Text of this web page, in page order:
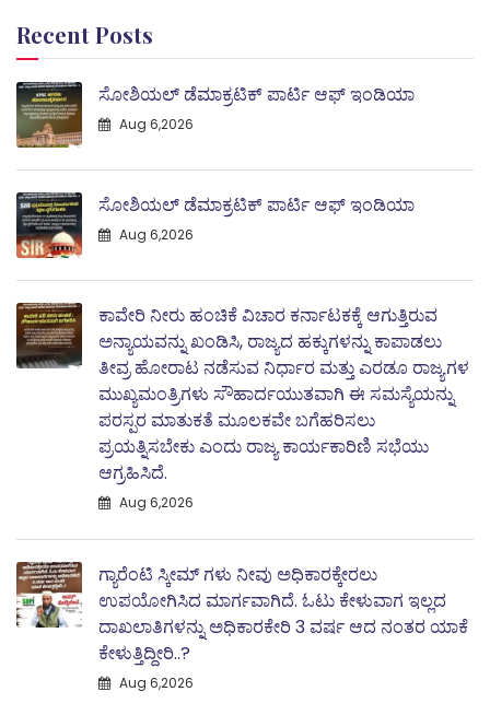
Recent Posts
ಸೋಶಿಯಲ್ ಡೆಮಾಕ್ರಟಿಕ್ ಪಾರ್ಟಿ ಆಫ್ ಇಂಡಿಯಾ
Aug 6,2026
ಸೋಶಿಯಲ್ ಡೆಮಾಕ್ರಟಿಕ್ ಪಾರ್ಟಿ ಆಫ್ ಇಂಡಿಯಾ
Aug 6,2026
ಕಾವೇರಿ ನೀರು ಹಂಚಿಕೆ ವಿಚಾರ ಕರ್ನಾಟಕಕ್ಕೆ ಆಗುತ್ತಿರುವ
ಅನ್ಯಾಯವನ್ನು ಖಂಡಿಸಿ, ರಾಜ್ಯದ ಹಕ್ಕುಗಳನ್ನು ಕಾಪಾಡಲು
ತೀವ್ರ ಹೋರಾಟ ನಡೆಸುವ ನಿರ್ಧಾರ ಮತ್ತು ಎರಡೂ ರಾಜ್ಯಗಳ
ಮುಖ್ಯಮಂತ್ರಿಗಳು ಸೌಹಾರ್ದಯುತವಾಗಿ ಈ ಸಮಸ್ಯೆಯನ್ನು
ಪರಸ್ಪರ ಮಾತುಕತೆ ಮೂಲಕವೇ ಬಗೆಹರಿಸಲು
ಪ್ರಯತ್ನಿಸಬೇಕು ಎಂದು ರಾಜ್ಯ ಕಾರ್ಯಕಾರಿಣಿ ಸಭೆಯು
ಆಗ್ರಹಿಸಿದೆ.
Aug 6,2026
ಗ್ಯಾರೆಂಟಿ ಸ್ಕೀಮ್ ಗಳು ನೀವು ಅಧಿಕಾರಕ್ಕೇರಲು
ಉಪಯೋಗಿಸಿದ ಮಾರ್ಗವಾಗಿದೆ. ಓಟು ಕೇಳುವಾಗ ಇಲ್ಲದ
ದಾಖಲಾತಿಗಳನ್ನು ಅಧಿಕಾರಕೇರಿ 3 ವರ್ಷ ಆದ ನಂತರ ಯಾಕೆ
ಕೇಳುತ್ತಿದ್ದೀರಿ..?
Aug 6,2026